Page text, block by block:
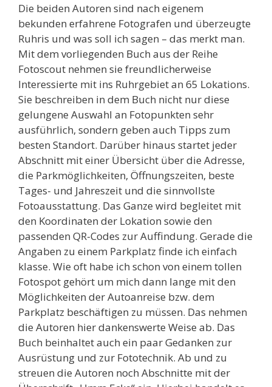
Die beiden Autoren sind nach eigenem
bekunden erfahrene Fotografen und überzeugte
Ruhris und was soll ich sagen – das merkt man.
Mit dem vorliegenden Buch aus der Reihe
Fotoscout nehmen sie freundlicherweise
Interessierte mit ins Ruhrgebiet an 65 Lokations.
Sie beschreiben in dem Buch nicht nur diese
gelungene Auswahl an Fotopunkten sehr
ausführlich, sondern geben auch Tipps zum
besten Standort. Darüber hinaus startet jeder
Abschnitt mit einer Übersicht über die Adresse,
die Parkmöglichkeiten, Öffnungszeiten, beste
Tages- und Jahreszeit und die sinnvollste
Fotoausstattung. Das Ganze wird begleitet mit
den Koordinaten der Lokation sowie den
passenden QR-Codes zur Auffindung. Gerade die
Angaben zu einem Parkplatz finde ich einfach
klasse. Wie oft habe ich schon von einem tollen
Fotospot gehört um mich dann lange mit den
Möglichkeiten der Autoanreise bzw. dem
Parkplatz beschäftigen zu müssen. Das nehmen
die Autoren hier dankenswerte Weise ab. Das
Buch beinhaltet auch ein paar Gedanken zur
Ausrüstung und zur Fototechnik. Ab und zu
streuen die Autoren noch Abschnitte mit der